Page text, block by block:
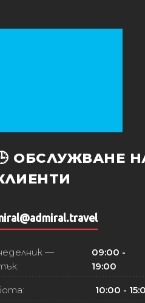
ОБСЛУЖВАНЕ
—
09:00 -
19:00
10:00 -